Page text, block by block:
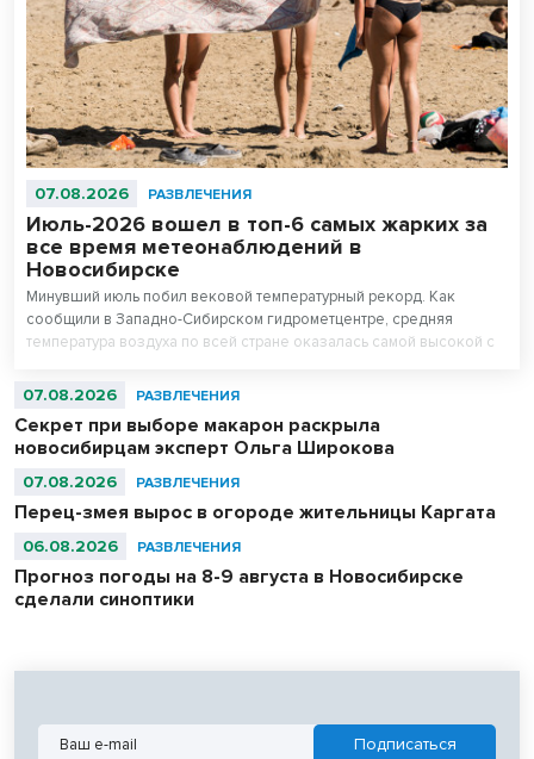
07.08.2026 РАЗВЛЕЧЕНИЯ
Июль-2026 вошел в топ-6 самых жарких за
все время метеонаблюдений в
Новосибирске
Минувший июль побил вековой температурный рекорд. Как
сообщили в Западно-Сибирском гидрометцентре, средняя
температура воздуха по всей стране оказалась самой высокой с
предыдущие максимумы 2010 и 2024 годов.
07.08.2026 РАЗВЛЕЧЕНИЯ
Секрет при выборе макарон раскрыла
новосибирцам эксперт Ольга Широкова
07.08.2026 РАЗВЛЕЧЕНИЯ
Перец-змея вырос в огороде жительницы Каргата
06.08.2026 РАЗВЛЕЧЕНИЯ
Прогноз погоды на 8-9 августа в Новосибирске
сделали синоптики